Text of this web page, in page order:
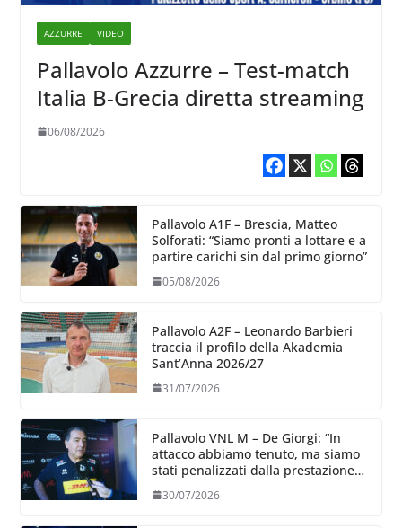
AZZURRE VIDEO
Pallavolo Azzurre – Test-match
Italia B-Grecia diretta streaming
06/08/2026
Pallavolo A1F – Brescia, Matteo
Solforati: “Siamo pronti a lottare e a
partire carichi sin dal primo giorno”
05/08/2026
Pallavolo A2F – Leonardo Barbieri
traccia il profilo della Akademia
Sant’Anna 2026/27
31/07/2026
Pallavolo VNL M – De Giorgi: “In
attacco abbiamo tenuto, ma siamo
stati penalizzati dalla prestazione
30/07/2026